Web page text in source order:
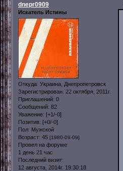
dnepr0909
Искатель Истины
Откуда: Украина, Днепропетровск
Зарегистрирован: 22 октября, 2011г.
Приглашений: 0
Сообщений: 82
Уважение: [+1/-0]
Позитив: [+0/-0]
Пол: Мужской
Возраст: 45 [1980-09-09]
Провел на форуме:
1 день 21 час
Последний визит:
12 августа, 2014г. 19:30:18